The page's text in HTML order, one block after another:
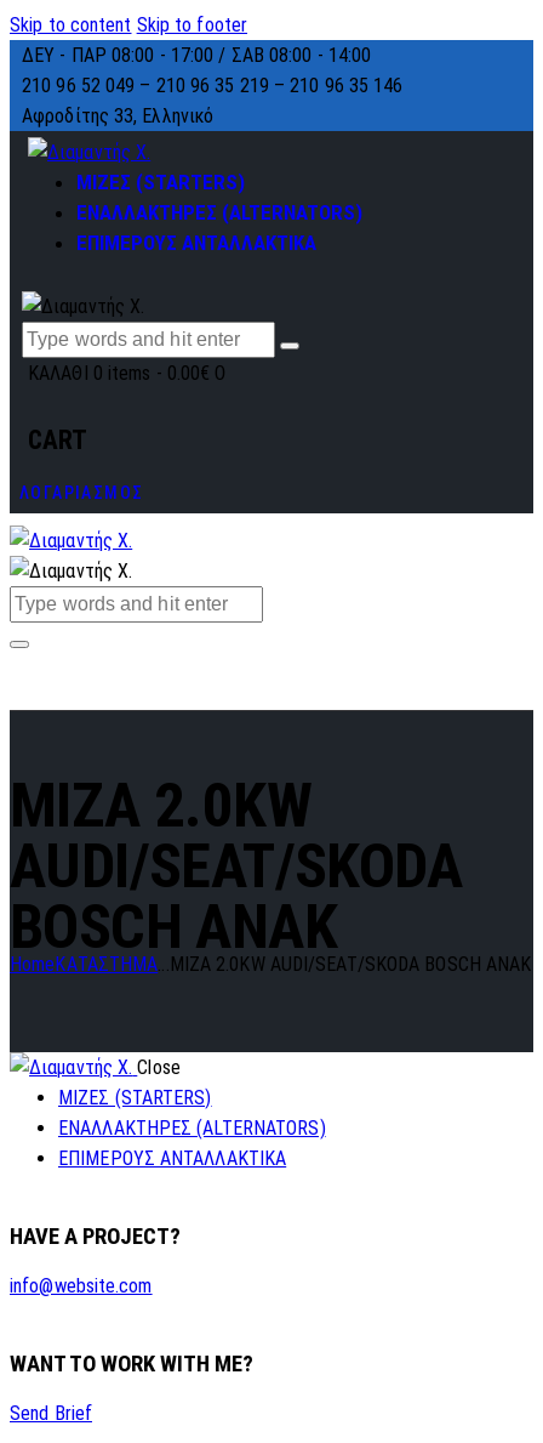
Skip to content Skip to footer
ΔΕΥ - ΠΑΡ 08:00 - 17:00 / ΣΑΒ 08:00 - 14:00
210 96 52 049 – 210 96 35 219 –210 96 35 146
Αφροδίτης 33, Ελληνικό
ΜΙΖΕΣ (STARTERS)
ΕΝΑΛΛΑΚΤΗΡΕΣ (ALTERNATORS)
ΕΠΙΜΕΡΟΥΣ ΑΝΤΑΛΛΑΚΤΙΚΑ
ΚΑΛΑΘΙ 0 items - 0.00€ 0
CART
ΛΟΓΑΡΙΑΣΜΟΣ
MIZA 2.0KW
AUDI/SEAT/SKODA
BOSCH ANAK
Home ΚΑΤΑΣΤΗΜΑ... MIZA 2.0KW AUDI/SEAT/SKODA BOSCH ANAK
Close
ΜΙΖΕΣ (STARTERS)
ΕΝΑΛΛΑΚΤΗΡΕΣ (ALTERNATORS)
ΕΠΙΜΕΡΟΥΣ ΑΝΤΑΛΛΑΚΤΙΚΑ
HAVE A PROJECT?
info@website.com
WANT TO WORK WITH ME?
Send Brief